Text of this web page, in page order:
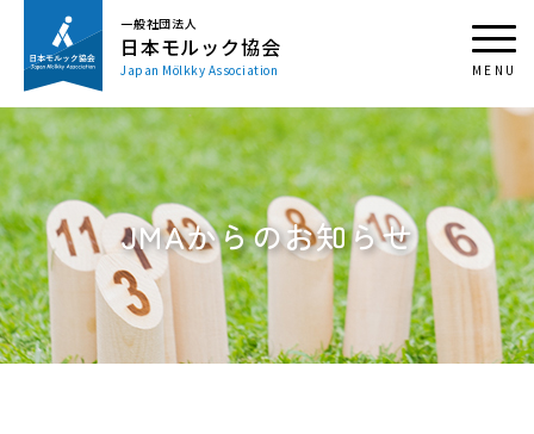
一般社団法人
日本モルック協会
Japan Mölkky Association
JMAからのお知らせ